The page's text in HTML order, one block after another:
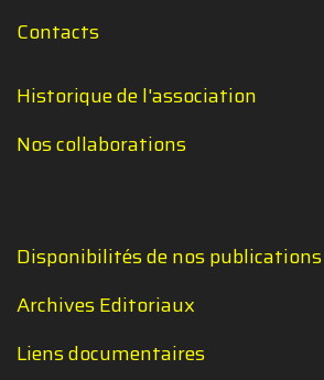
Contacts
Historique de l'association
Nos collaborations
Disponibilités de nos publications
Archives Editoriaux
Liens documentaires